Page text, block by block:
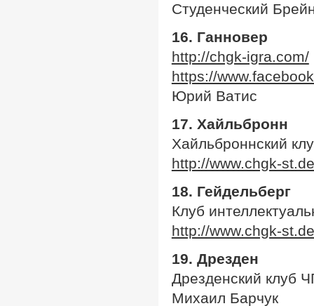
Студенческий
16. Ганновер
http://chgk-igra.com/
https://
Юрий Ватис
17. Хайльбронн
Хайльброннский
http://www.chgk-
18. Гейдельберг
Клуб
http://www.chgk-
19. Дрезден
Дрезденский клуб
Михаил Барчук